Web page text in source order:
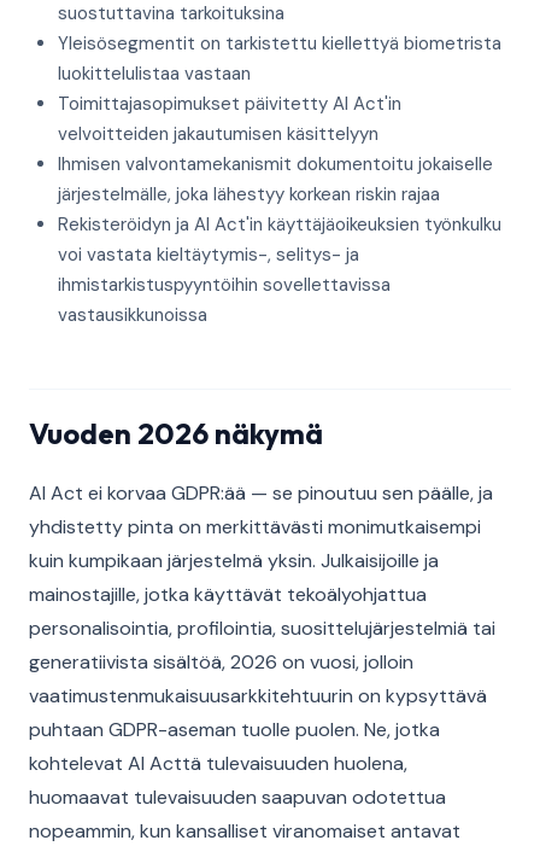
suostuttavina tarkoituksina
Yleisösegmentit on tarkistettu kiellettyä biometrista
luokittelulistaa vastaan
Toimittajasopimukset päivitetty AI Act'in
velvoitteiden jakautumisen käsittelyyn
Ihmisen valvontamekanismit dokumentoitu jokaiselle
järjestelmälle, joka lähestyy korkean riskin rajaa
Rekisteröidyn ja AI Act'in käyttäjäoikeuksien työnkulku
voi vastata kieltäytymis-, selitys- ja
ihmistarkistuspyyntöihin sovellettavissa
vastausikkunoissa
Vuoden 2026 näkymä
AI Act ei korvaa GDPR:ää — se pinoutuu sen päälle, ja
yhdistetty pinta on merkittävästi monimutkaisempi
kuin kumpikaan järjestelmä yksin. Julkaisijoille ja
mainostajille, jotka käyttävät tekoälyohjattua
personalisointia, profilointia, suosittelujärjestelmiä tai
generatiivista sisältöä, 2026 on vuosi, jolloin
vaatimustenmukaisuusarkkitehtuurin on kypsyttävä
puhtaan GDPR-aseman tuolle puolen. Ne, jotka
kohtelevat AI Acttä tulevaisuuden huolena,
huomaavat tulevaisuuden saapuvan odotettua
nopeammin, kun kansalliset viranomaiset antavat